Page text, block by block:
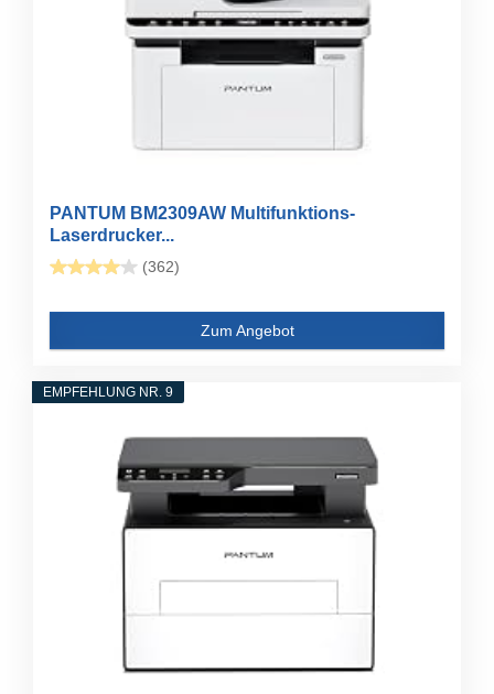
PANTUM BM2309AW Multifunktions-
Laserdrucker...
(362)
Zum Angebot
EMPFEHLUNG NR. 9